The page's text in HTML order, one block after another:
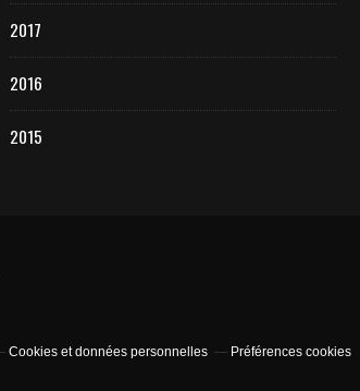
2017
2016
2015
Cookies et données personnelles Préférences cookies